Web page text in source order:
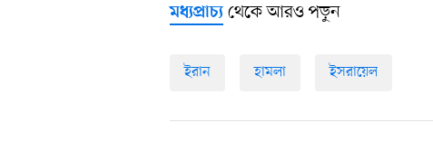
মধ্যপ্রাচ্য থেকে আরও পড়ুন
ইরান হামলা ইসরায়েল